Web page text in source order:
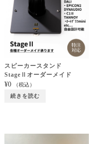
スピーカースタンド
StageⅡオーダーメイド
¥0 （税込）
続きを読む